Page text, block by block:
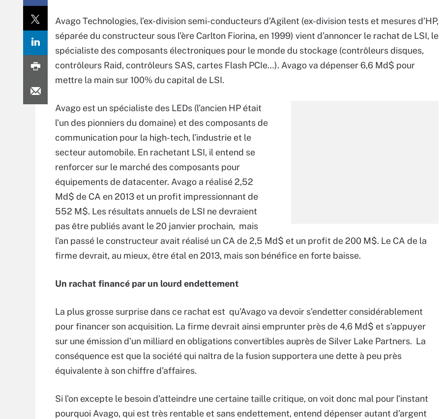
Avago Technologies, l’ex-division semi-conducteurs d’Agilent (ex-division tests et mesures d’HP,
séparée du constructeur sous l’ère Carlton Fiorina, en 1999) vient d’annoncer le rachat de LSI, le
spécialiste des composants électroniques pour le monde du stockage (contrôleurs disques,
contrôleurs Raid, contrôleurs SAS, cartes Flash PCIe…). Avago va dépenser 6,6 Md$ pour
mettre la main sur 100% du capital de LSI.
Avago est un spécialiste des LEDs (l’ancien HP était
l’un des pionniers du domaine) et des composants de
communication pour la high-tech, l’industrie et le
secteur automobile. En rachetant LSI, il entend se
renforcer sur le marché des composants pour
équipements de datacenter. Avago a réalisé 2,52
Md$ de CA en 2013 et un profit impressionnant de
552 M$. Les résultats annuels de LSI ne devraient
pas être publiés avant le 20 janvier prochain, mais
l’an passé le constructeur avait réalisé un CA de 2,5 Md$ et un profit de 200 M$. Le CA de la
firme devrait, au mieux, être étal en 2013, mais son bénéfice en forte baisse.
Un rachat financé par un lourd endettement
La plus grosse surprise dans ce rachat est qu’Avago va devoir s’endetter considérablement
pour financer son acquisition. La firme devrait ainsi emprunter près de 4,6 Md$ et s’appuyer
sur une émission d’un milliard en obligations convertibles auprès de Silver Lake Partners. La
conséquence est que la société qui naîtra de la fusion supportera une dette à peu près
équivalente à son chiffre d’affaires.
Si l’on excepte le besoin d’atteindre une certaine taille critique, on voit donc mal pour l’instant
pourquoi Avago, qui est très rentable et sans endettement, entend dépenser autant d’argent